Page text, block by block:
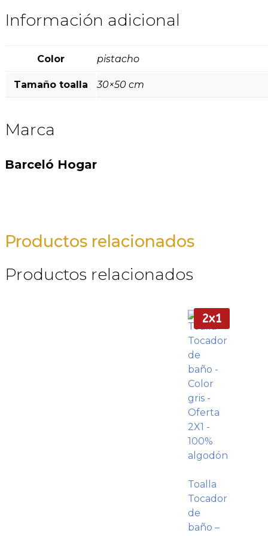
Información adicional
Color pistacho
Tamaño toalla 30×50 cm
Marca
Barceló Hogar
Productos relacionados
Productos relacionados
2x1
Toalla
Tocador
de
baño –